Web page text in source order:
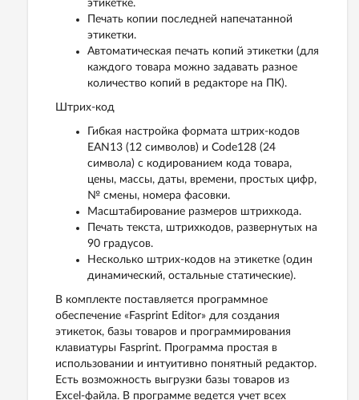
этикетке.
Печать копии последней напечатанной
этикетки.
Автоматическая печать копий этикетки (для
каждого товара можно задавать разное
количество копий в редакторе на ПК).
Штрих-код
Гибкая настройка формата штрих-кодов
EAN13 (12 символов) и Code128 (24
символа) с кодированием кода товара,
цены, массы, даты, времени, простых цифр,
№ смены, номера фасовки.
Масштабирование размеров штрихкода.
Печать текста, штрихкодов, развернутых на
90 градусов.
Несколько штрих-кодов на этикетке (один
динамический, остальные статические).
В комплекте поставляется программное
обеспечение «Fasprint Editor» для создания
этикеток, базы товаров и программирования
клавиатуры Fasprint. Программа простая в
использовании и интуитивно понятный редактор.
Есть возможность выгрузки базы товаров из
Excel-файла. В программе ведется учет всех